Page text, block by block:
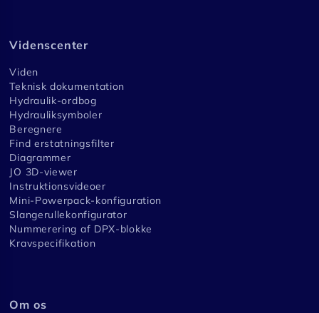
Videnscenter
Viden
Teknisk dokumentation
Hydraulik-ordbog
Hydrauliksymboler
Beregnere
Find erstatningsfilter
Diagrammer
JO 3D-viewer
Instruktionsvideoer
Mini-Powerpack-konfiguration
Slangerullekonfigurator
Nummerering af DPX-blokke
Kravspecifikation
Om os